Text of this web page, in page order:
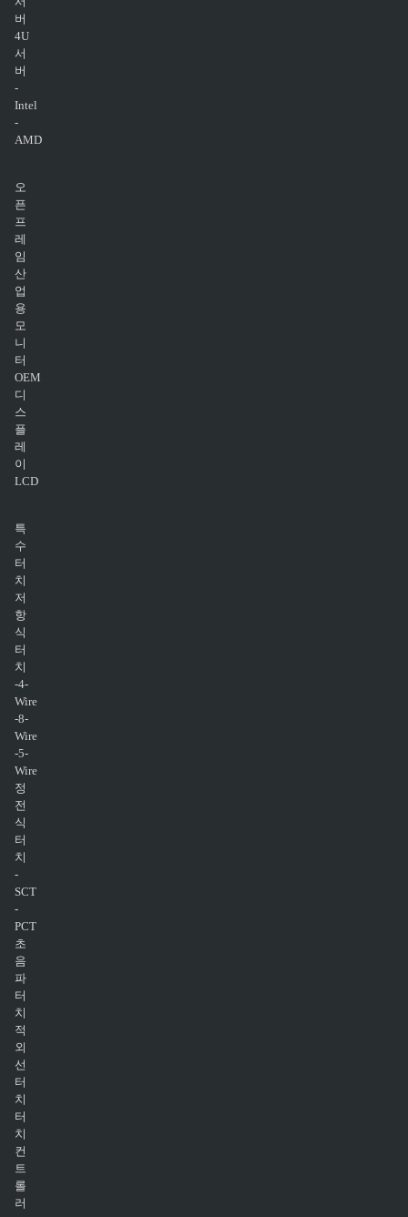
버
4U
서
버
-
Intel
-
AMD
오
픈
프
레
임
산
업
용
모
니
터
OEM
디
스
플
레
이
LCD
특
수
터
치
저
항
식
터
치
-4-
Wire
-8-
Wire
-5-
Wire
정
전
식
터
치
-
SCT
-
PCT
초
음
파
터
치
적
외
선
터
치
터
치
컨
트
롤
러